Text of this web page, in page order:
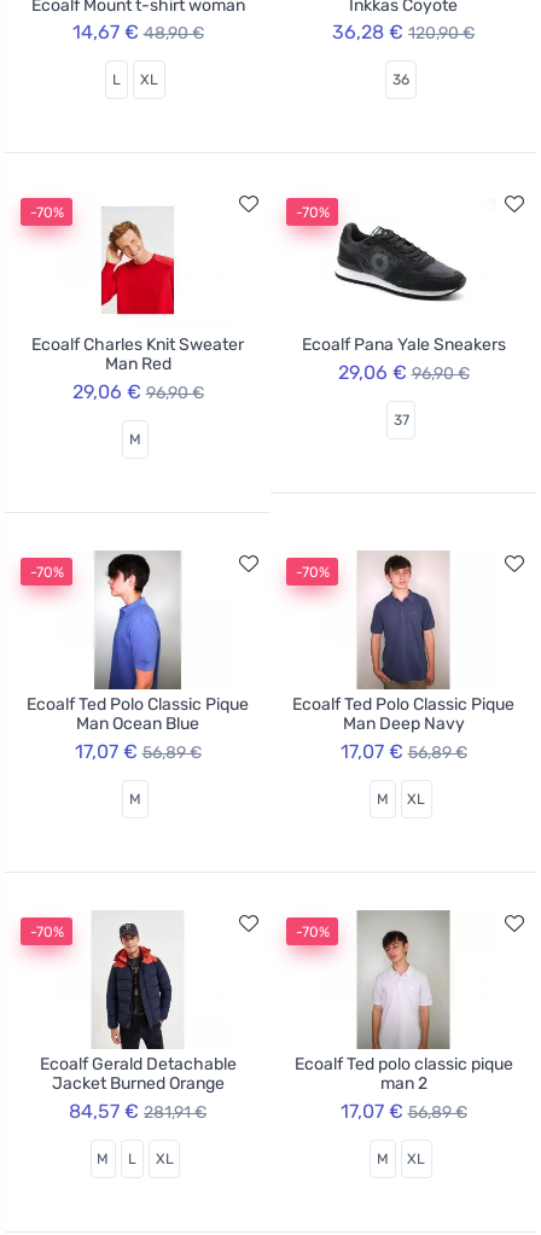
Ecoalf Mount t-shirt woman
14,67 € 48,90 €
L XL
Inkkas Coyote
36,28 € 120,90 €
36
-70%
Ecoalf Charles Knit Sweater
Man Red
29,06 € 96,90 €
M
-70%
Ecoalf Pana Yale Sneakers
29,06 € 96,90 €
37
-70%
Ecoalf Ted Polo Classic Pique
Man Ocean Blue
17,07 € 56,89 €
M
-70%
Ecoalf Ted Polo Classic Pique
Man Deep Navy
17,07 € 56,89 €
M XL
-70%
Ecoalf Gerald Detachable
Jacket Burned Orange
84,57 € 281,91 €
M L XL
-70%
Ecoalf Ted polo classic pique
man 2
17,07 € 56,89 €
M XL